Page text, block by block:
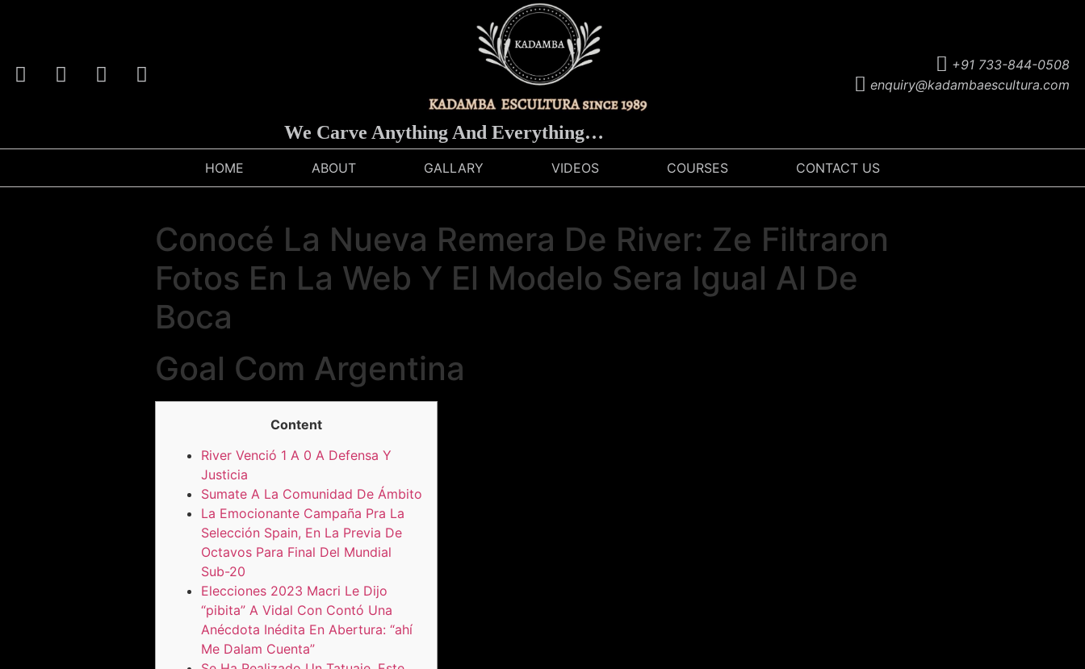
We Carve Anything And Everything…
+91 733-844-0508
enquiry@kadambaescultura.com
HOME ABOUT GALLARY VIDEOS COURSES CONTACT US
Conocé La Nueva Remera De River: Ze Filtraron
Fotos En La Web Y El Modelo Sera Igual Al De
Boca
Goal Com Argentina
Content
River Venció 1 A 0 A Defensa Y
Justicia
Sumate A La Comunidad De Ámbito
La Emocionante Campaña Pra La
Selección Spain, En La Previa De
Octavos Para Final Del Mundial
Sub-20
Elecciones 2023 Macri Le Dijo
“pibita” A Vidal Con Contó Una
Anécdota Inédita En Abertura: “ahí
Me Dalam Cuenta”